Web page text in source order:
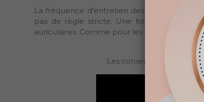
La fréquence d’entretien des oreilles de
pas de règle stricte. Une fois tous les 15
auriculaires. Comme pour les yeux, il est
Les conseils d'Hugues